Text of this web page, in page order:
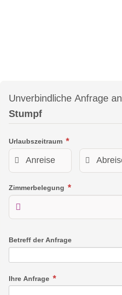
Unverbindliche Anfrage an
Stumpf
Urlaubszeitraum
Zimmerbelegung
Betreff der Anfrage
Ihre Anfrage